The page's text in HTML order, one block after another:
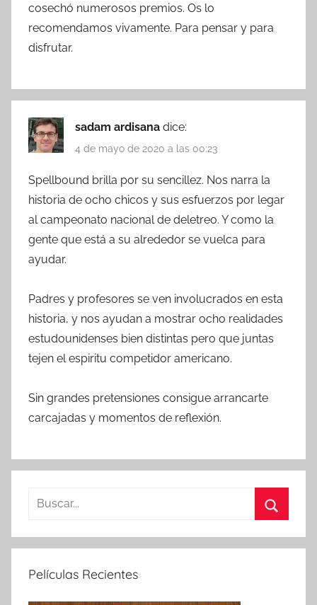
cosechó numerosos premios. Os lo
recomendamos vivamente. Para pensar y para
disfrutar.
sadam ardisana dice:
4 de mayo de 2020 a las 00:23
Spellbound brilla por su sencillez. Nos narra la
historia de ocho chicos y sus esfuerzos por legar
al campeonato nacional de deletreo. Y como la
gente que está a su alrededor se vuelca para
ayudar.
Padres y profesores se ven involucrados en esta
historia, y nos ayudan a mostrar ocho realidades
estudounidenses bien distintas pero que juntas
tejen el espiritu competidor americano.
Sin grandes pretensiones consigue arrancarte
carcajadas y momentos de reflexión.
s
a
u
Películas Recientes